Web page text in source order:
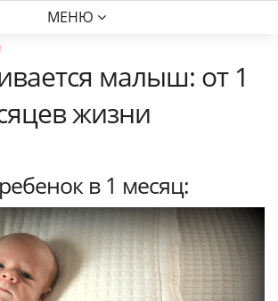
МЕНЮ
малыш: от 1
жизни
в 1 месяц: